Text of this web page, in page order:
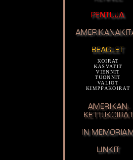
KOIRAT
KASVATIT
VIENNIT
TUONNIT
VALIOT
KIMPPAKOIRAT